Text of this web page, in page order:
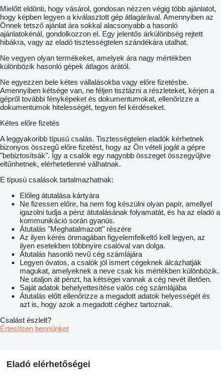
Mielőtt eldönti, hogy vásárol, gondosan nézzen végig több ajánlatot,
hogy képben legyen a kiválasztott gép átlagárával. Amennyiben az
Önnek tetsző ajánlat ára sokkal alacsonyabb a hasonló
ajánlatokénál, gondolkozzon el. Egy jelentős árkülönbség rejtett
hibákra, vagy az eladó tisztességtelen szándékára utalhat.
Ne vegyen olyan termékeket, amelyek ára nagy mértékben
különbözik hasonló gépek átlagos árától.
Ne egyezzen bele kétes vállalásokba vagy előre fizetésbe.
Amennyiben kétsége van, ne féljen tisztázni a részleteket, kérjen a
gépről további fényképeket és dokumentumokat, ellenőrizze a
dokumentumok hitelességét, tegyen fel kérdéseket.
Kétes előre fizetés
A leggyakoribb típusú csalás. Tisztességtelen eladók kérhetnek
bizonyos összegű előre fizetést, hogy az Ön vételi jogát a gépre
"bebiztosítsák". Így a csalók egy nagyobb összeget összegyűjtve
eltűnhetnek, elérhetetlenné válhatnak.
E típusú csalások tartalmazhatnak:
Előleg átutalása kártyára
Ne fizessen előre, ha nem fog készülni olyan papír, amellyel
igazolni tudja a pénz átutalásának folyamatát, és ha az eladó a
kommunikáció során gyanús.
Átutalás "Meghatalmazott" részére
Az ilyen kérés önmagában figyelemfelkeltő kell legyen, az
ilyen esetekben többnyire csalóval van dolga.
Átutalás hasonló nevű cég számlájára
Legyen óvatos, a csalók jól ismert cégeknek álcázhatják
magukat, amelyeknek a neve csak kis mértékben különbözik.
Ne utaljon át pénzt, ha kétségei vannak a cég nevét illetően.
Saját adatok behelyettesítése valós cég számlájába
Átutalás előtt ellenőrizze a megadott adatok helyességét és
azt is, hogy azok a megadott céghez tartoznak.
Csalást észlelt?
Értesítsen bennünket
Eladó elérhetőségei